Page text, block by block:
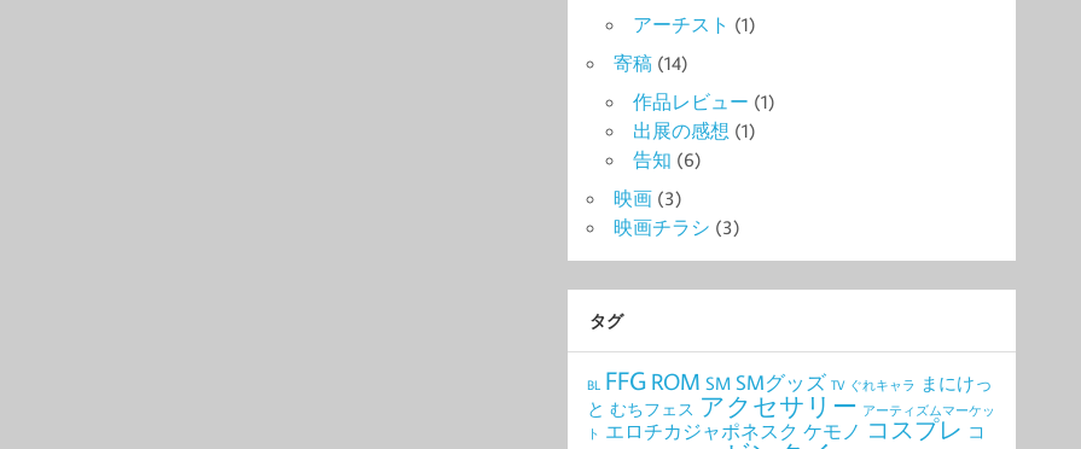
アーチスト (1)
寄稿 (14)
作品レビュー (1)
出展の感想 (1)
告知 (6)
映画 (3)
映画チラシ (3)
タグ
BL FFG ROM SM SMグッズ TV ぐれキャラ
まにけっ
と むちフェス アクセサリー アーティズムマーケッ
ト エロチカジャポネスク ケモノ コスプレ コ